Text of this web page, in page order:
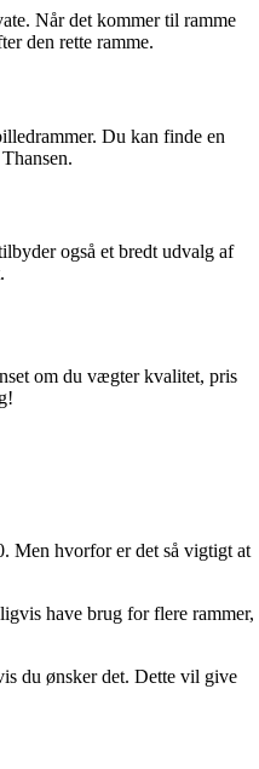
Når det kommer til ramme
den rette ramme.
Du kan finde en
også et bredt udvalg af
om du vægter kvalitet, pris
Men hvorfor er det så vigtigt at
have brug for flere rammer,
du ønsker det. Dette vil give